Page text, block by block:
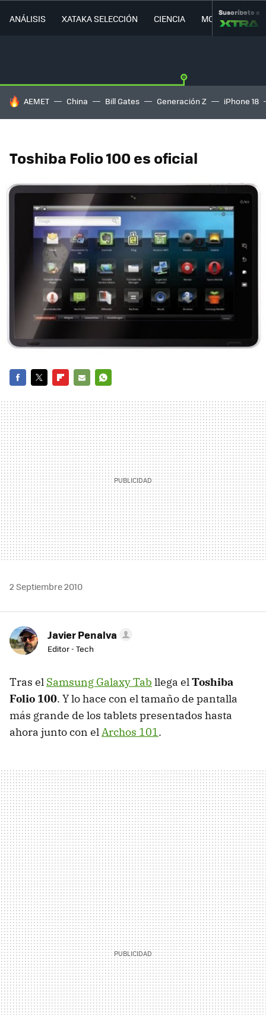
ANÁLISIS XATAKA SELECCIÓN CIENCIA MOVILIDAD
Suscríbete a
HOY SE HABLA DE
AEMET China Bill Gates Generación Z iPhone 18
Toshiba Folio 100 es oficial
MAIL
2 Septiembre 2010
Javier Penalva
Editor - Tech
Tras el Samsung Galaxy Tab llega elToshiba
Folio 100. Y lo hace con el tamaño de pantalla
más grande de los tablets presentados hasta
ahora junto con elArchos 101.